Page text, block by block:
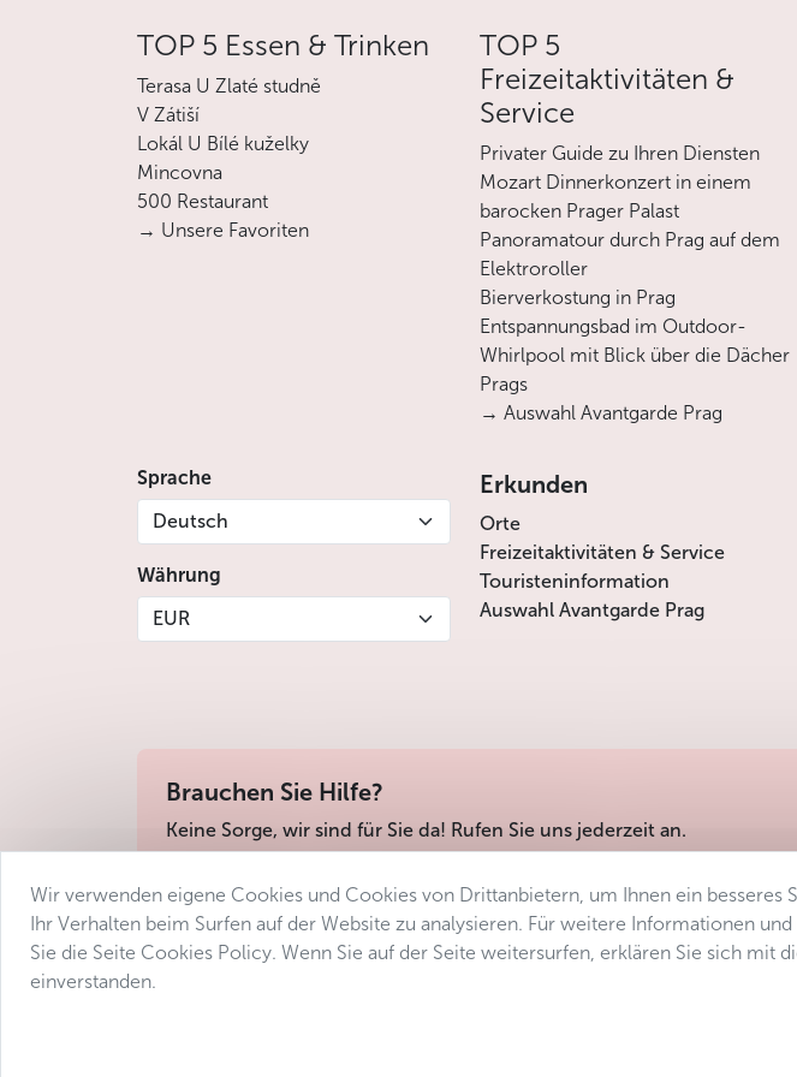
TOP 5 Essen & Trinken
Terasa U Zlaté studně
V Zátiší
Lokál U Bílé kuželky
Mincovna
500 Restaurant
→ Unsere Favoriten
TOP 5
Freizeitaktivitäten &
Service
Privater Guide zu Ihren Diensten
Mozart Dinnerkonzert in einem
barocken Prager Palast
Panoramatour durch Prag auf dem
Elektroroller
Bierverkostung in Prag
Entspannungsbad im Outdoor-
Whirlpool mit Blick über die Dächer
Prags
→ Auswahl Avantgarde Prag
Sprache
Deutsch
Währung
EUR
Erkunden
Orte
Freizeitaktivitäten & Service
Touristeninformation
Auswahl Avantgarde Prag
Brauchen Sie Hilfe?
Keine Sorge, wir sind für Sie da! Rufen Sie uns jederzeit an.
Geschäftsbedingungen Datenschutz Barrierefreiheitserklärung
Wir verwenden eigene Cookies und Cookies von Drittanbietern, um Ihnen ein besseres
Ihr Verhalten beim Surfen auf der Website zu analysieren. Für weitere Informationen
Sie die Seite Cookies Policy. Wenn Sie auf der Seite weitersurfen, erklären Sie sich mit
einverstanden.